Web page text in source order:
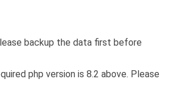
backup the data first before
php version is 8.2 above. Please